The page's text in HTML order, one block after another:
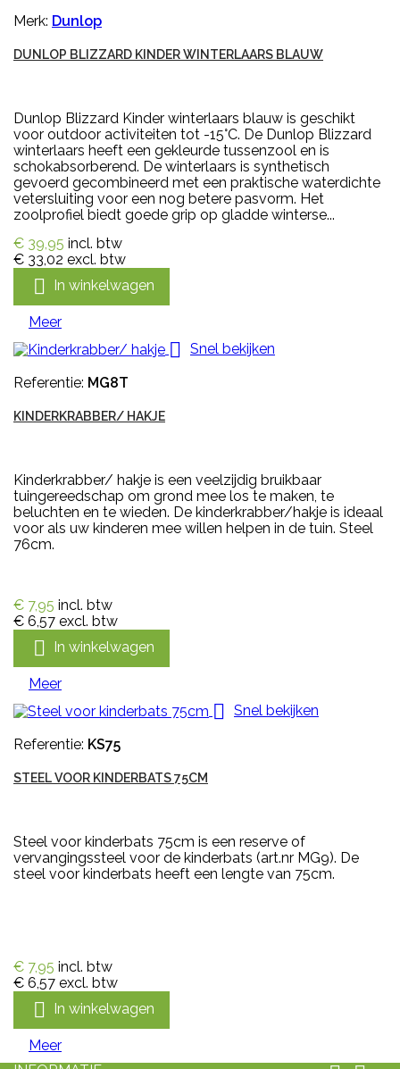
Merk: Dunlop
DUNLOP BLIZZARD KINDER WINTERLAARS BLAUW
Dunlop Blizzard Kinder winterlaars blauw is geschikt
voor outdoor activiteiten tot -15°C. De Dunlop Blizzard
winterlaars heeft een gekleurde tussenzool en is
schokabsorberend. De winterlaars is synthetisch
gevoerd gecombineerd met een praktische waterdichte
vetersluiting voor een nog betere pasvorm. Het
zoolprofiel biedt goede grip op gladde winterse...
€ 39,95 incl. btw
€ 33,02 excl. btw
 In winkelwagen
Meer
 Snel bekijken
Referentie: MG8T
KINDERKRABBER/ HAKJE
Kinderkrabber/ hakje is een veelzijdig bruikbaar
tuingereedschap om grond mee los te maken, te
beluchten en te wieden. De kinderkrabber/hakje is ideaal
voor als uw kinderen mee willen helpen in de tuin. Steel
76cm.
€ 7,95 incl. btw
€ 6,57 excl. btw
 In winkelwagen
Meer
 Snel bekijken
Referentie: KS75
STEEL VOOR KINDERBATS 75CM
Steel voor kinderbats 75cm is een reserve of
vervangingssteel voor de kinderbats (art.nr MG9). De
steel voor kinderbats heeft een lengte van 75cm.
€ 7,95 incl. btw
€ 6,57 excl. btw
 In winkelwagen
Meer